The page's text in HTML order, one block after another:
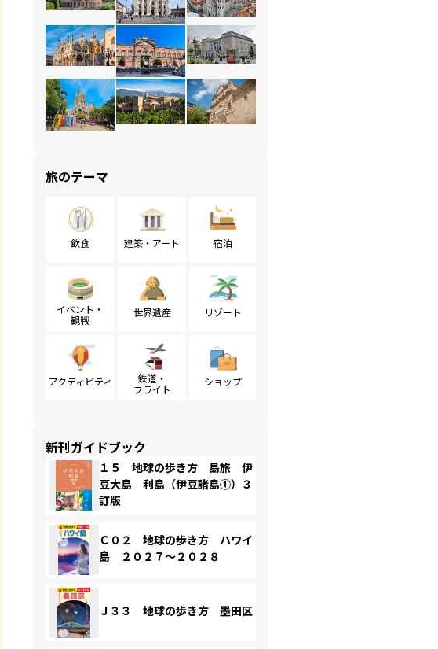
旅のテーマ
飲食 建築・アート 宿泊
イベント・
観戦
世界遺産 リゾート
アクティビティ
鉄道・
フライト
ショップ
新刊ガイドブック
１５ 地球の歩き方 島旅 伊
豆大島 利島（伊豆諸島①）３
訂版
Ｃ０２ 地球の歩き方 ハワイ
島 ２０２７～２０２８
Ｊ３３ 地球の歩き方 墨田区